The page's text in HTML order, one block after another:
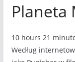
Planeta
10 hours 21
Według